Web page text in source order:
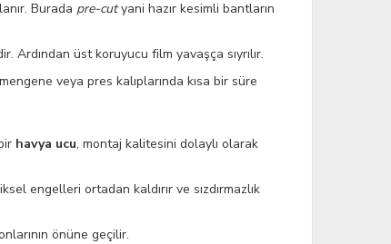
Burada pre-cutyani hazır kesimli bantların
Ardından üst koruyucu film yavaşça sıyrılır.
veya pres kalıplarında kısa bir süre
havya ucu, montaj kalitesini dolaylı olarak
engelleri ortadan kaldırır ve sızdırmazlık
önüne geçilir.